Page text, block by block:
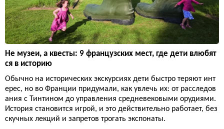
Не музеи, а квесты: 9 французских мест, где дети влюбят
ся в историю
Обычно на исторических экскурсиях дети быстро теряют инт
ерес, но во Франции придумали, как увлечь их: от расследов
ания с Тинтином до управления средневековыми орудиями.
История становится игрой, и это действительно работает, без
скучных лекций и запретов трогать экспонаты.